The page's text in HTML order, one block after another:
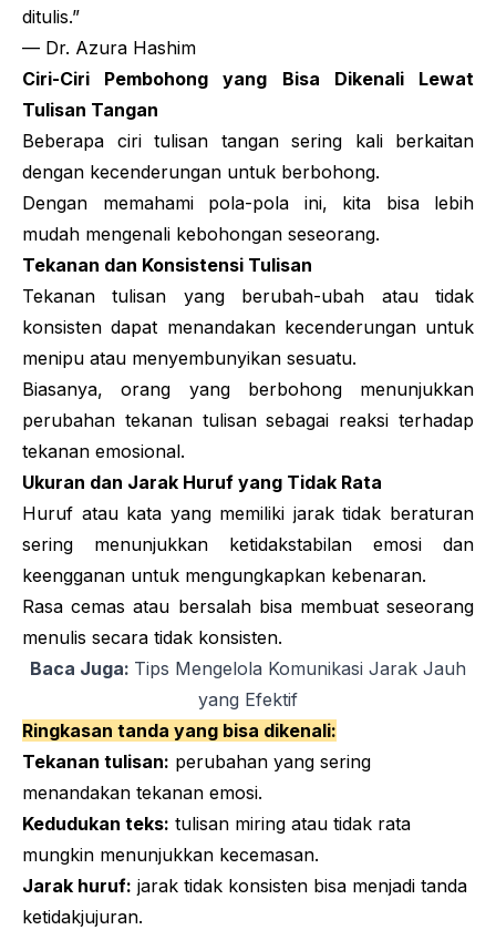
ditulis.”
— Dr. Azura Hashim
Ciri-Ciri Pembohong yang Bisa Dikenali Lewat
Tulisan Tangan
Beberapa ciri tulisan tangan sering kali berkaitan
dengan kecenderungan untuk berbohong.
Dengan memahami pola-pola ini, kita bisa lebih
mudah mengenali kebohongan seseorang.
Tekanan dan Konsistensi Tulisan
Tekanan tulisan yang berubah-ubah atau tidak
konsisten dapat menandakan kecenderungan untuk
menipu atau menyembunyikan sesuatu.
Biasanya, orang yang berbohong menunjukkan
perubahan tekanan tulisan sebagai reaksi terhadap
tekanan emosional.
Ukuran dan Jarak Huruf yang Tidak Rata
Huruf atau kata yang memiliki jarak tidak beraturan
sering menunjukkan ketidakstabilan emosi dan
keengganan untuk mengungkapkan kebenaran.
Rasa cemas atau bersalah bisa membuat seseorang
menulis secara tidak konsisten.
Baca Juga: Tips Mengelola Komunikasi Jarak Jauh
yang Efektif
Ringkasan tanda yang bisa dikenali:
Tekanan tulisan: perubahan yang sering
menandakan tekanan emosi.
Kedudukan teks: tulisan miring atau tidak rata
mungkin menunjukkan kecemasan.
Jarak huruf: jarak tidak konsisten bisa menjadi tanda
ketidakjujuran.